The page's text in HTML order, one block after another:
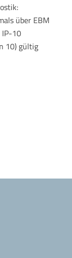
über EBM
IP-10
10) gültig